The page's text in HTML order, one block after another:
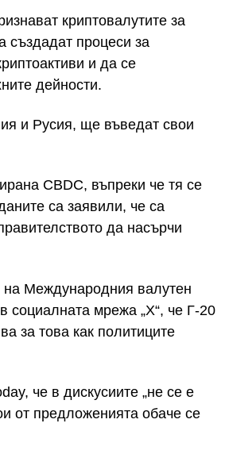
криптовалутите за
създадат процеси за
и да се
дейности.
и Русия, ще въведат свои
CBDC, въпреки че тя се
са заявили, че са
да насърчи
на Международния валутен
мрежа „X“, че Г-20
за това как политиците
че в дискусиите „не се е
от предложенията обаче се